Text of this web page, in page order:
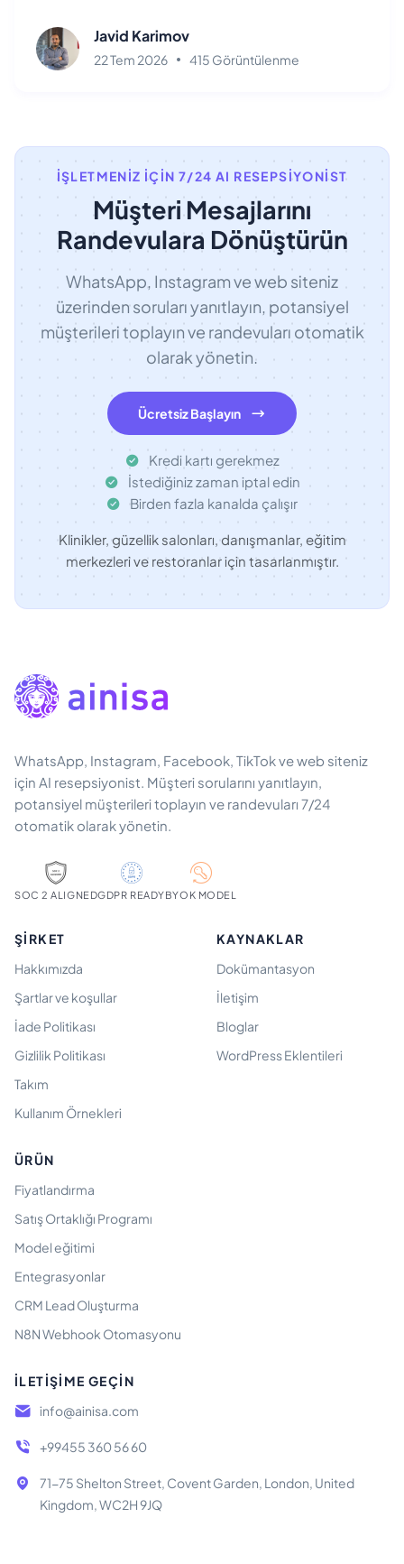
Javid Karimov
22 Tem 2026 415 Görüntülenme
İŞLETMENIZ İÇIN 7/24 AI RESEPSIYONIST
Müşteri Mesajlarını
Randevulara Dönüştürün
WhatsApp, Instagram ve web siteniz
üzerinden soruları yanıtlayın, potansiyel
müşterileri toplayın ve randevuları otomatik
olarak yönetin.
Ücretsiz Başlayın
Kredi kartı gerekmez
İstediğiniz zaman iptal edin
Birden fazla kanalda çalışır
Klinikler, güzellik salonları, danışmanlar, eğitim
merkezleri ve restoranlar için tasarlanmıştır.
WhatsApp, Instagram, Facebook, TikTok ve web siteniz
için AI resepsiyonist. Müşteri sorularını yanıtlayın,
potansiyel müşterileri toplayın ve randevuları 7/24
otomatik olarak yönetin.
SOC 2 ALIGNEDGDPR READYBYOK MODEL
ŞIRKET
Hakkımızda
Şartlar ve koşullar
İade Politikası
Gizlilik Politikası
Takım
Kullanım Örnekleri
KAYNAKLAR
Dokümantasyon
İletişim
Bloglar
WordPress Eklentileri
ÜRÜN
Fiyatlandırma
Satış Ortaklığı Programı
Model eğitimi
Entegrasyonlar
CRM Lead Oluşturma
N8N Webhook Otomasyonu
İLETIŞIME GEÇIN
info@ainisa.com
+99455 360 56 60
71-75 Shelton Street, Covent Garden, London, United
Kingdom, WC2H 9JQ